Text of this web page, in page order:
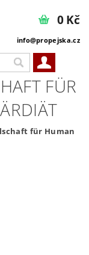
info@propejska.cz
0 Kč
FÜR
für Human